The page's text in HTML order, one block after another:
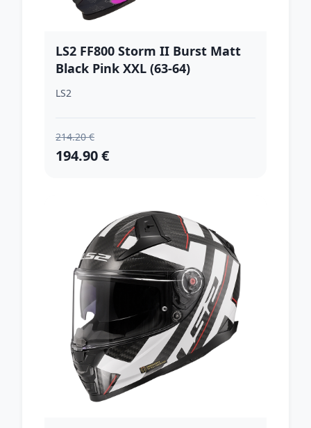
LS2 FF800 Storm II Burst Matt
Black Pink XXL (63-64)
LS2
214.20 €
194.90 €